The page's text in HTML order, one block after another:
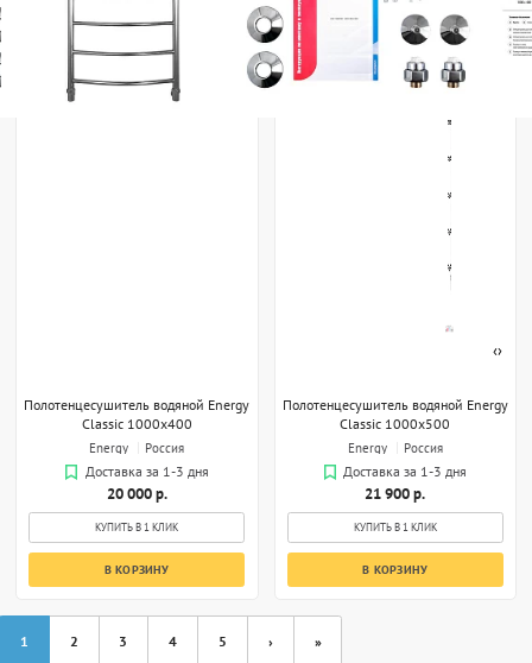
‹›
Полотенцесушитель водяной Energy
Classic 1000x400
Energy
Россия
Доставка за 1-3 дня
20 000 р.
КУПИТЬ В 1 КЛИК
В КОРЗИНУ
Полотенцесушитель водяной Energy
Classic 1000x500
Energy
Россия
Доставка за 1-3 дня
21 900 р.
КУПИТЬ В 1 КЛИК
В КОРЗИНУ
1 2 3 4 5 › »